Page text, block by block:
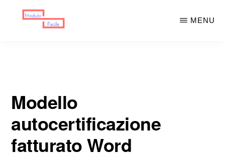
MENU
Modello
autocertificazione
fatturato Word